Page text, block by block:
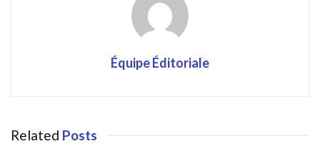
Équipe Éditoriale
Related Posts